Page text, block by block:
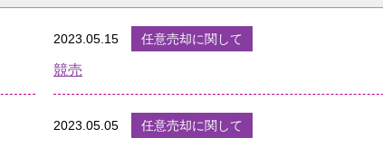
2023.05.15 任意売却に関して
競売
2023.05.05 任意売却に関して